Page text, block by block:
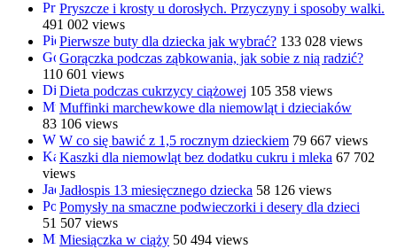
Pryszcze i krosty u dorosłych. Przyczyny i sposoby walki.
491 002 views
Pierwsze buty dla dziecka jak wybrać? 133 028 views
Gorączka podczas ząbkowania, jak sobie z nią radzić?
110 601 views
Dieta podczas cukrzycy ciążowej 105 358 views
Muffinki marchewkowe dla niemowląt i dzieciaków
83 106 views
W co się bawić z 1,5 rocznym dzieckiem 79 667 views
Kaszki dla niemowląt bez dodatku cukru i mleka 67 702
views
Jadłospis 13 miesięcznego dziecka 58 126 views
Pomysły na smaczne podwieczorki i desery dla dzieci
51 507 views
Miesiączka w ciąży 50 494 views